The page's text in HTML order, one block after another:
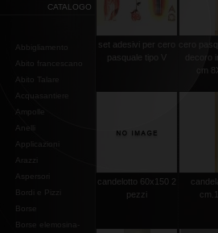
CATALOGO
Abbigliamento
Abito francescano
Abito Talare
Acquasantiere
Ampolle
Anelli
Applicazioni
Arazzi
Aspersori
Bordi e Pizzi
Borse
Borse elemosina-
set adesivi per cero
pasquale tipo V
cero
decoro
cm
candelotto 60x150 2
pezzi